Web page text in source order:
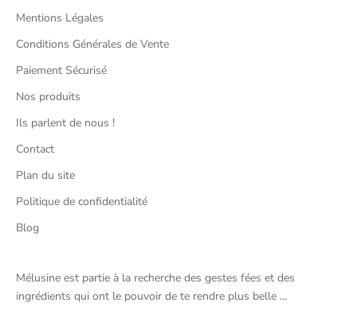
Mentions Légales
Conditions Générales de Vente
Paiement Sécurisé
Nos produits
Ils parlent de nous !
Contact
Plan du site
Politique de confidentialité
Blog
Mélusine est partie à la recherche des gestes fées et des
ingrédients qui ont le pouvoir de te rendre plus belle ...